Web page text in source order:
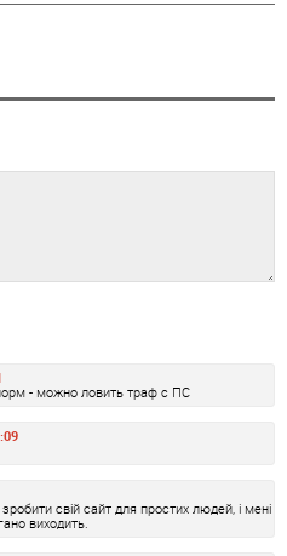
- можно ловить траф с ПС
свій сайт для простих людей, і мені
виходить.